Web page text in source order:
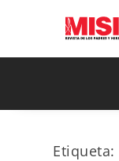
Etiqueta: